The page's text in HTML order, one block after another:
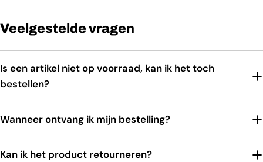
Veelgestelde vragen
Is een artikel niet op voorraad, kan ik het toch
bestellen?
Wanneer ontvang ik mijn bestelling?
Kan ik het product retourneren?